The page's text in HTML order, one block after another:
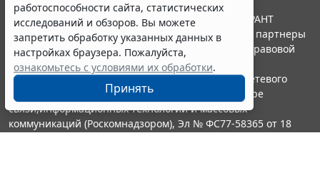
работоспособности сайта, статистических
исследований и обзоров. Вы можете
запретить обработку указанных данных в
настройках браузера. Пожалуйста,
ознакомьтесь с условиями их обработки.
Принять
© ООО "НПП "ГАРАНТ-СЕРВИС", 2026. Система ГАРАНТ
выпускается с 1990 года. Компания "Гарант" и ее партнеры
являются участниками Российской ассоциации правовой
информации ГАРАНТ.
Портал ГАРАНТ.РУ зарегистрирован в качестве сетевого
издания Федеральной службой по надзору в сфере
связи,информационных технологий и массовых
коммуникаций (Роскомнадзором), Эл № ФС77-58365 от 18